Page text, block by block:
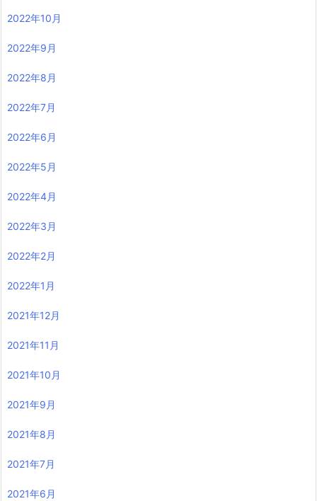
2022年10月
2022年9月
2022年8月
2022年7月
2022年6月
2022年5月
2022年4月
2022年3月
2022年2月
2022年1月
2021年12月
2021年11月
2021年10月
2021年9月
2021年8月
2021年7月
2021年6月